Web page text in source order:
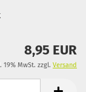
8,95 EUR
19% MwSt. zzgl. Versand